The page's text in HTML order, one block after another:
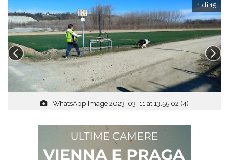
WhatsApp Image 2023-03-11 at 13.55.02 (4)
1 di 15